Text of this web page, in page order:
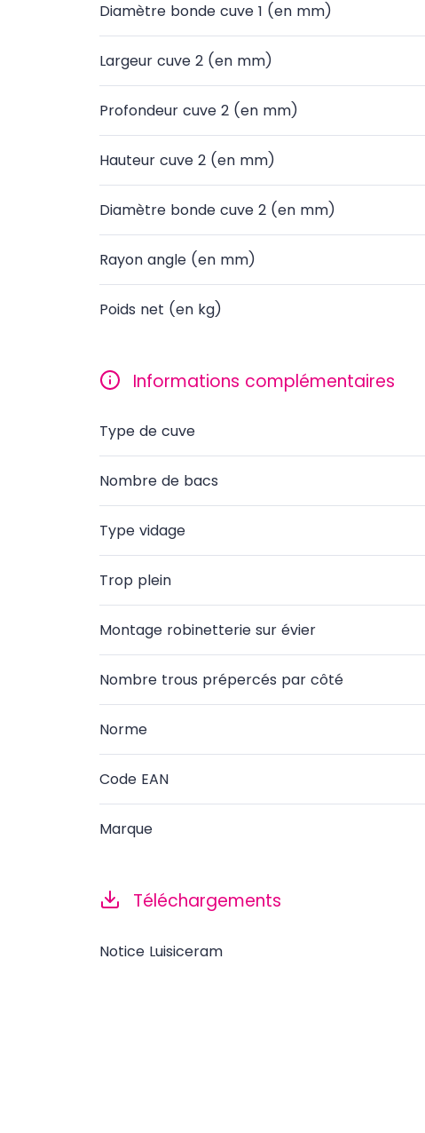
Diamètre bonde cuve 1 (en mm)
Largeur cuve 2 (en mm)
Profondeur cuve 2 (en mm)
Hauteur cuve 2 (en mm)
Diamètre bonde cuve 2 (en mm)
Rayon angle (en mm)
Poids net (en kg)
Informations complémentaires
Type de cuve
Nombre de bacs
Type vidage
Trop plein
Montage robinetterie sur évier
Nombre trous prépercés par côté
Norme
Code EAN
Marque
Téléchargements
Notice Luisiceram